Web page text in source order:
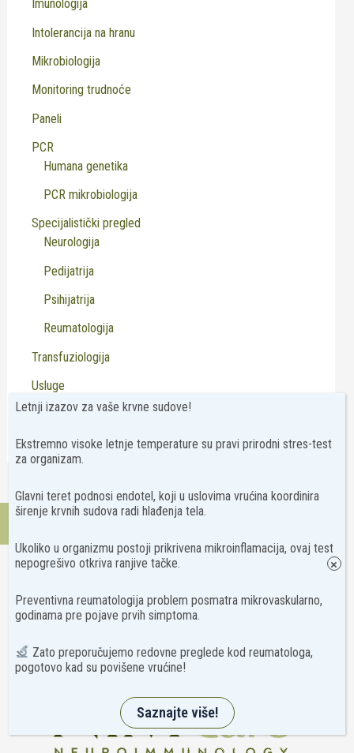
Imunologija
Intolerancija na hranu
Mikrobiologija
Monitoring trudnoće
Paneli
PCR
Humana genetika
PCR mikrobiologija
Specijalistički pregled
Neurologija
Pedijatrija
Psihijatrija
Reumatologija
Transfuziologija
Usluge
Virusologija
Kontakt
Letnji izazov za vaše krvne sudove!
Ekstremno visoke letnje temperature su pravi prirodni stres-test
za organizam.
Glavni teret podnosi endotel, koji u uslovima vrućina koordinira
širenje krvnih sudova radi hlađenja tela.
Ukoliko u organizmu postoji prikrivena mikroinflamacija, ovaj test
nepogrešivo otkriva ranjive tačke.
Preventivna reumatologija problem posmatra mikrovaskularno,
godinama pre pojave prvih simptoma.
Zato preporučujemo redovne preglede kod reumatologa,
pogotovo kad su povišene vrućine!
Saznajte više!
×